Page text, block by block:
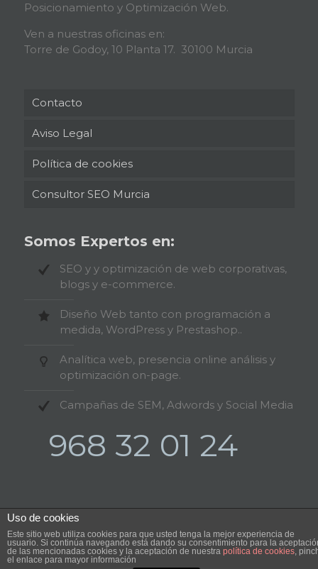
Posicionamiento y Optimización Web.
Ven a nuestras oficinas en:
Torre de Godoy, 10 Planta 17. 30100 Murcia
Contacto
Aviso Legal
Política de cookies
Consultor SEO Murcia
Somos Expertos en:
SEO y y optimización de web corporativas,
blogs y e-commerce.
Diseño Web tanto con programación a
medida, WordPress y Prestashop..
Analítica web, presencia online análisis y
optimización on-page.
Campañas de SEM, Adwords y Social Media
968 32 01 24
©2024 MurciaSEO.com. All Rights Reserved.
Uso de cookies
Este sitio web utiliza cookies para que usted tenga la mejor experiencia de
usuario. Si continúa navegando está dando su consentimiento para la
de las mencionadas cookies y la aceptación de nuestra política de cookies,
el enlace para mayor información